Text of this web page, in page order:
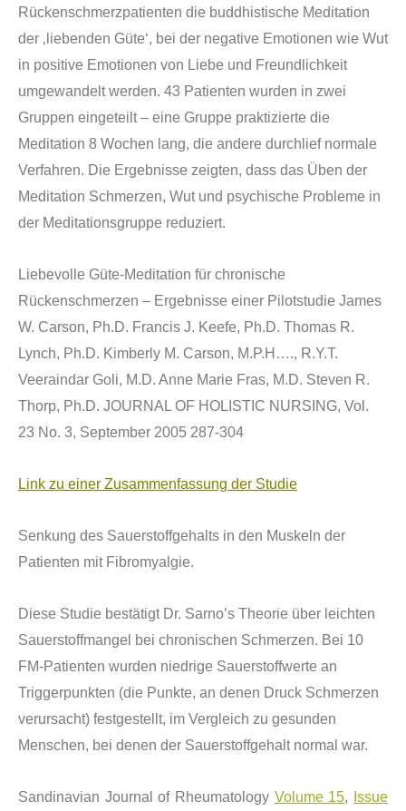
Rückenschmerzpatienten die buddhistische Meditation
der ‚liebenden Güte‘, bei der negative Emotionen wie Wut
in positive Emotionen von Liebe und Freundlichkeit
umgewandelt werden. 43 Patienten wurden in zwei
Gruppen eingeteilt – eine Gruppe praktizierte die
Meditation 8 Wochen lang, die andere durchlief normale
Verfahren. Die Ergebnisse zeigten, dass das Üben der
Meditation Schmerzen, Wut und psychische Probleme in
der Meditationsgruppe reduziert.
Liebevolle Güte-Meditation für chronische
Rückenschmerzen – Ergebnisse einer Pilotstudie James
W. Carson, Ph.D. Francis J. Keefe, Ph.D. Thomas R.
Lynch, Ph.D. Kimberly M. Carson, M.P.H…., R.Y.T.
Veeraindar Goli, M.D. Anne Marie Fras, M.D. Steven R.
Thorp, Ph.D. JOURNAL OF HOLISTIC NURSING, Vol.
23 No. 3, September 2005 287-304
Link zu einer Zusammenfassung der Studie
Senkung des Sauerstoffgehalts in den Muskeln der
Patienten mit Fibromyalgie.
Diese Studie bestätigt Dr. Sarno’s Theorie über leichten
Sauerstoffmangel bei chronischen Schmerzen. Bei 10
FM-Patienten wurden niedrige Sauerstoffwerte an
Triggerpunkten (die Punkte, an denen Druck Schmerzen
verursacht) festgestellt, im Vergleich zu gesunden
Menschen, bei denen der Sauerstoffgehalt normal war.
Sandinavian Journal of Rheumatology Volume 15,
Issue